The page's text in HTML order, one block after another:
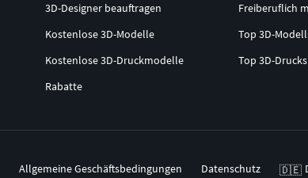
3D-Designer beauftragen
Kostenlose 3D-Modelle
Kostenlose 3D-Druckmodelle
Rabatte
Freiberuflich
Top 3D-
Top 3D-
Allgemeine Geschäftsbedingungen Datenschutz 🇩🇪